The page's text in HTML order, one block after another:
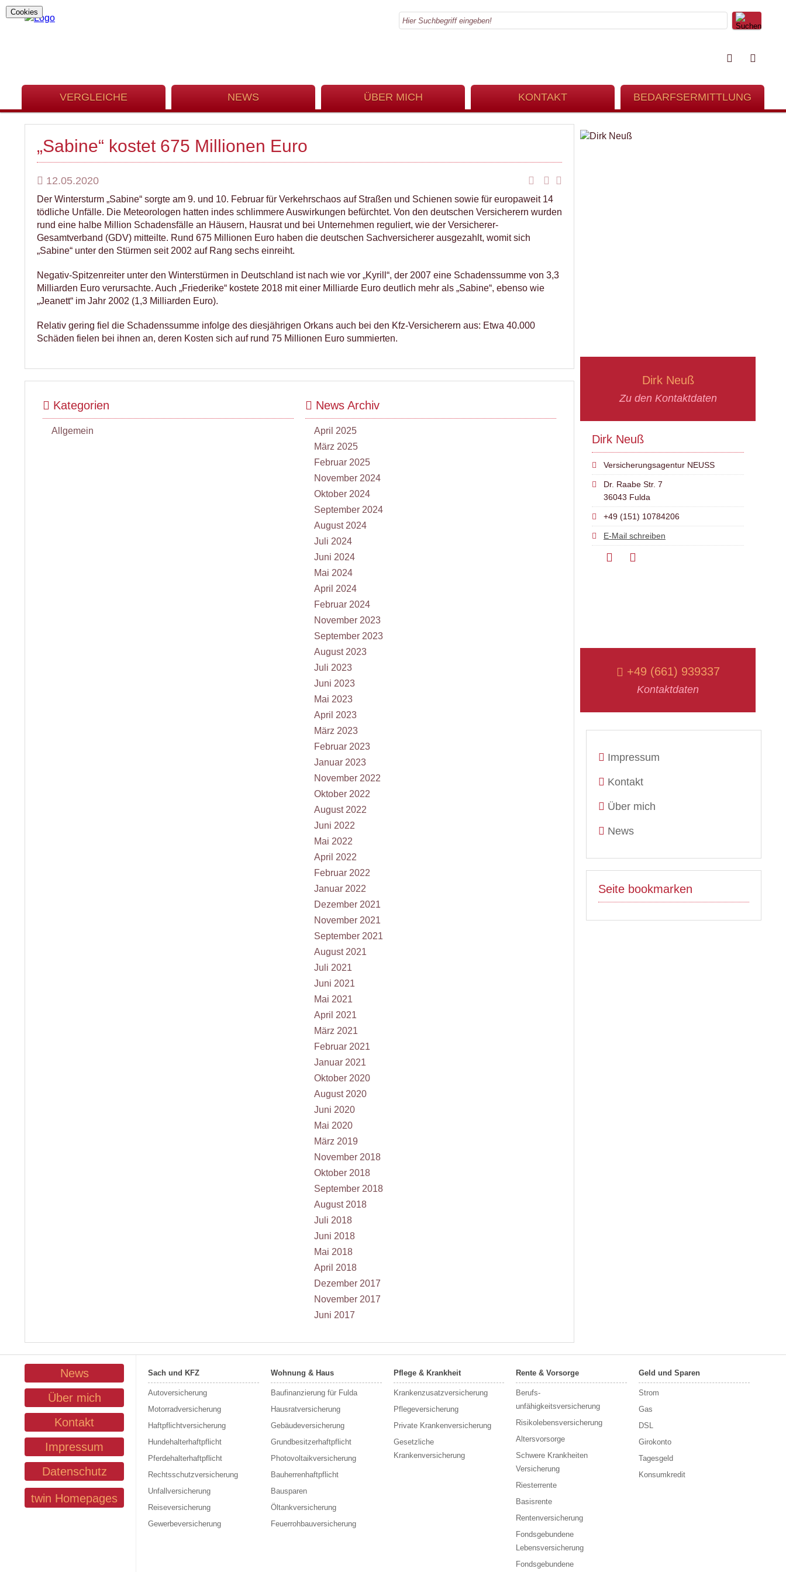
VERGLEICHE NEWS ÜBER MICH KONTAKT BEDARFSERMITTLUNG
Dirk Neuß
Zu den Kontaktdaten
Dirk Neuß
Versicherungsagentur NEUSS
Dr. Raabe Str. 7
36043 Fulda
+49 (151) 10784206
E-Mail schreiben
+49 (661) 939337
Kontaktdaten
Impressum
Kontakt
Über mich
News
Seite bookmarken
„Sabine“ kostet 675 Millionen Euro
12.05.2020
Der Wintersturm „Sabine“ sorgte am 9. und 10. Februar für Verkehrschaos auf Straßen und Schienen sowie für europaweit 14
tödliche Unfälle. Die Meteorologen hatten indes schlimmere Auswirkungen befürchtet. Von den deutschen Versicherern wurden
rund eine halbe Million Schadensfälle an Häusern, Hausrat und bei Unternehmen reguliert, wie der Versicherer-
Gesamtverband (GDV) mitteilte. Rund 675 Millionen Euro haben die deutschen Sachversicherer ausgezahlt, womit sich
„Sabine“ unter den Stürmen seit 2002 auf Rang sechs einreiht.
Negativ-Spitzenreiter unter den Winterstürmen in Deutschland ist nach wie vor „Kyrill“, der 2007 eine Schadenssumme von 3,3
Milliarden Euro verursachte. Auch „Friederike“ kostete 2018 mit einer Milliarde Euro deutlich mehr als „Sabine“, ebenso wie
„Jeanett“ im Jahr 2002 (1,3 Milliarden Euro).
Relativ gering fiel die Schadenssumme infolge des diesjährigen Orkans auch bei den Kfz-Versicherern aus: Etwa 40.000
Schäden fielen bei ihnen an, deren Kosten sich auf rund 75 Millionen Euro summierten.
Kategorien
Allgemein
News Archiv
April 2025
März 2025
Februar 2025
November 2024
Oktober 2024
September 2024
August 2024
Juli 2024
Juni 2024
Mai 2024
April 2024
Februar 2024
November 2023
September 2023
August 2023
Juli 2023
Juni 2023
Mai 2023
April 2023
März 2023
Februar 2023
Januar 2023
November 2022
Oktober 2022
August 2022
Juni 2022
Mai 2022
April 2022
Februar 2022
Januar 2022
Dezember 2021
November 2021
September 2021
August 2021
Juli 2021
Juni 2021
Mai 2021
April 2021
März 2021
Februar 2021
Januar 2021
Oktober 2020
August 2020
Juni 2020
Mai 2020
März 2019
November 2018
Oktober 2018
September 2018
August 2018
Juli 2018
Juni 2018
Mai 2018
April 2018
Dezember 2017
November 2017
Juni 2017
News
Über mich
Kontakt
Impressum
Datenschutz
twin Homepages
Sach und KFZ
Autoversicherung
Motorradversicherung
Haftpflichtversicherung
Hundehalterhaftpflicht
Pferdehalterhaftpflicht
Rechtsschutzversicherung
Unfallversicherung
Reiseversicherung
Gewerbeversicherung
Wohnung & Haus
Baufinanzierung für Fulda
Hausratversicherung
Gebäudeversicherung
Grundbesitzerhaftpflicht
Photovoltaikversicherung
Bauherrenhaftpflicht
Bausparen
Öltankversicherung
Feuerrohbauversicherung
Pflege & Krankheit
Krankenzusatzversicherung
Pflegeversicherung
Private Krankenversicherung
Gesetzliche
Krankenversicherung
Rente & Vorsorge
Berufs­
unfähigkeitsversicherung
Risikolebensversicherung
Altersvorsorge
Schwere Krankheiten
Versicherung
Riesterrente
Basisrente
Rentenversicherung
Fondsgebundene
Lebensversicherung
Fondsgebundene
Geld und Sparen
Strom
Gas
DSL
Girokonto
Tagesgeld
Konsumkredit
Cookies